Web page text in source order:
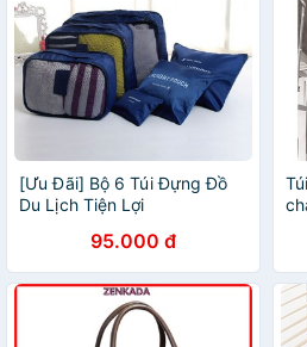
[Ưu Đãi] Bộ 6 Túi Đựng Đồ
Du Lịch Tiện Lợi
95.000 đ